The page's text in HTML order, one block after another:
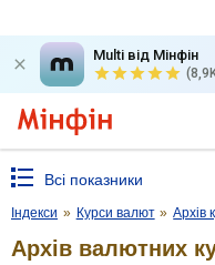
Multi від Мінфін
Всі показники
Індекси » Курси валют » Архів
Архів валютних